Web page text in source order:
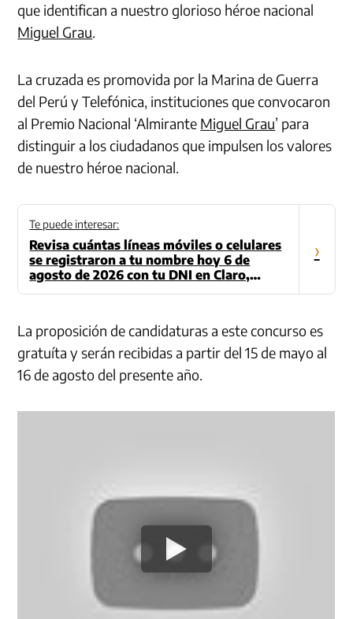
que identifican a nuestro glorioso héroe nacional
Miguel Grau.
La cruzada es promovida por la Marina de Guerra
del Perú y Telefónica, instituciones que convocaron
al Premio Nacional ‘Almirante Miguel Grau’ para
distinguir a los ciudadanos que impulsen los valores
de nuestro héroe nacional.
Te puede interesar:
Revisa cuántas líneas móviles o celulares
se registraron a tu nombre hoy 6 de
agosto de 2026 con tu DNI en Claro,
Movistar, Bitel o Entel
›
La proposición de candidaturas a este concurso es
gratuíta y serán recibidas a partir del 15 de mayo al
16 de agosto del presente año.